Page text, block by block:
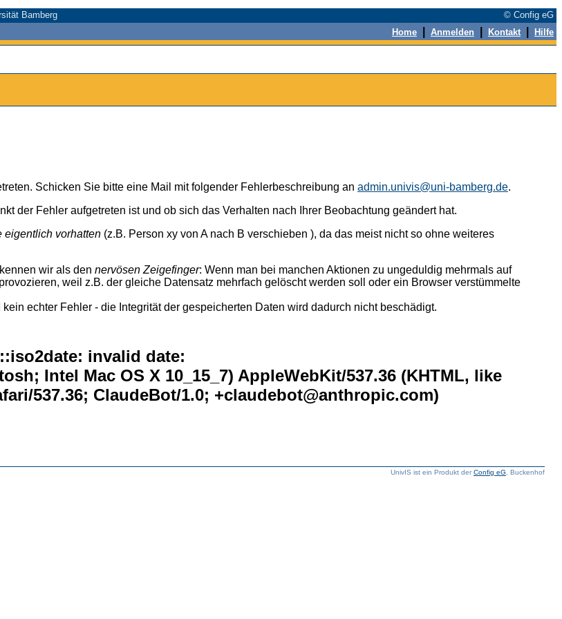
Bamberg
© Config eG
Home Anmelden Kontakt Hilfe
Schicken Sie bitte eine Mail mit folgender Fehlerbeschreibung an admin.univis@uni-bamberg.de.
der Fehler aufgetreten ist und ob sich das Verhalten nach Ihrer Beobachtung geändert hat.
eigentlich vorhatten (z.B. Person xy von A nach B verschieben ), da das meist nicht so ohne weiteres
wir als den nervösen Zeigefinger: Wenn man bei manchen Aktionen zu ungeduldig mehrmals auf
weil z.B. der gleiche Datensatz mehrfach gelöscht werden soll oder ein Browser verstümmelte
echter Fehler - die Integrität der gespeicherten Daten wird dadurch nicht beschädigt.
invalid date:
Intel Mac OS X 10_15_7) AppleWebKit/537.36 (KHTML, like
537.36; ClaudeBot/1.0; +claudebot@anthropic.com)
UnivIS ist ein Produkt derConfig eG , Buckenhof